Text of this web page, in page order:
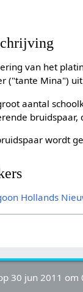
van het
("tante Mina")
aantal
wordt
Hollands
30 jun 2011 om